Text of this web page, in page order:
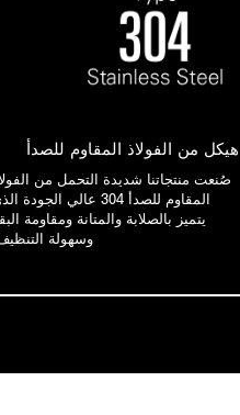
هيكل من الفولاذ المقاوم للصدأ
صُنعت منتجاتنا شديدة التحمل من
المقاوم للصدأ 304 عالي الجودة
يتميز بالصلابة والمتانة ومقاومة
وسهولة